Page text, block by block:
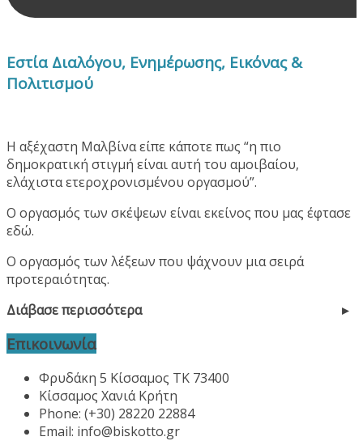
Εστία Διαλόγου, Ενημέρωσης, Εικόνας &
Πολιτισμού
Η αξέχαστη Μαλβίνα είπε κάποτε πως “η πιο
δημοκρατική στιγμή είναι αυτή του αμοιβαίου,
ελάχιστα ετεροχρονισμένου οργασμού”.
Ο οργασμός των σκέψεων είναι εκείνος που μας έφτασε
εδώ.
Ο οργασμός των λέξεων που ψάχνουν μια σειρά
προτεραιότητας.
Διάβασε περισσότερα
Επικοινωνία
Φρυδάκη 5 Κίσσαμος ΤΚ 73400
Κίσσαμος Χανιά Κρήτη
Phone: (+30) 28220 22884
Email: info@biskotto.gr